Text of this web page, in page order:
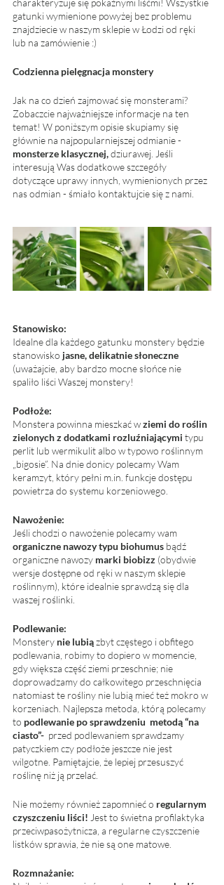
charakteryzuje się pokaźnymi liśćmi! Wszystkie
gatunki wymienione powyżej bez problemu
znajdziecie w naszym sklepie w Łodzi od ręki
lub na zamówienie :)
Codzienna pielęgnacja monstery
Jak na co dzień zajmować się monsterami?
Zobaczcie najważniejsze informacje na ten
temat! W poniższym opisie skupiamy się
głównie na najpopularniejszej odmianie -
monsterze klasycznej, dziurawej. Jeśli
interesują Was dodatkowe szczegóły
dotyczące uprawy innych, wymienionych przez
nas odmian - śmiało kontaktujcie się z nami.
Stanowisko:
Idealne dla każdego gatunku monstery będzie
stanowisko jasne, delikatnie słoneczne
(uważajcie, aby bardzo mocne słońce nie
spaliło liści Waszej monstery!
Podłoże:
Monstera powinna mieszkać w ziemi do roślin
zielonych z dodatkami rozluźniającymi typu
perlit lub wermikulit albo w typowo roślinnym
„bigosie”. Na dnie donicy polecamy Wam
keramzyt, który pełni m.in. funkcje dostępu
powietrza do systemu korzeniowego.
Nawożenie:
Jeśli chodzi o nawożenie polecamy wam
organiczne nawozy typu biohumus bądź
organiczne nawozy marki biobizz (obydwie
wersje dostępne od ręki w naszym sklepie
roślinnym), które idealnie sprawdzą się dla
waszej roślinki.
Podlewanie:
Monstery nie lubią zbyt częstego i obfitego
podlewania, robimy to dopiero w momencie,
gdy większa część ziemi przeschnie; nie
doprowadzamy do całkowitego przeschnięcia
natomiast te rośliny nie lubią mieć też mokro w
korzeniach. Najlepsza metoda, którą polecamy
to podlewanie po sprawdzeniu  metodą “na
ciasto”-
  przed podlewaniem sprawdzamy
patyczkiem czy podłoże jeszcze nie jest
wilgotne. Pamiętajcie, że lepiej przesuszyć
roślinę niż ją przelać.
Nie możemy również zapomnieć o regularnym
czyszczeniu liści! Jest to świetna profilaktyka
przeciwpasożytnicza, a regularne czyszczenie
listków sprawia, że nie są one matowe.
Rozmnażanie: